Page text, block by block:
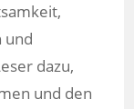
und
dazu,
und den